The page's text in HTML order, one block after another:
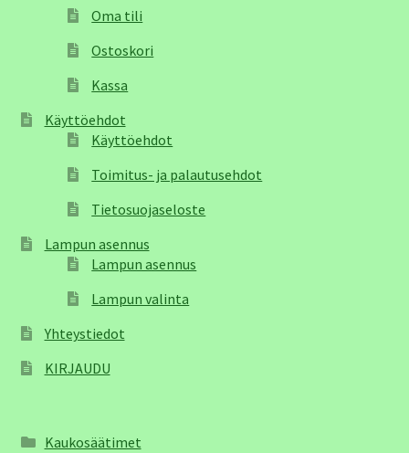
Oma tili
Ostoskori
Kassa
Käyttöehdot
Käyttöehdot
Toimitus- ja palautusehdot
Tietosuojaseloste
Lampun asennus
Lampun asennus
Lampun valinta
Yhteystiedot
KIRJAUDU
Kaukosäätimet